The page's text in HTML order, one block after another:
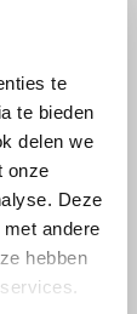
te
te bieden
delen we
onze
Deze
andere
hebben
bel direct